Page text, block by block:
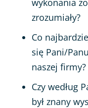
zrozumiały?
Co
się Pani/
naszej firmy?
Czy według
był znany